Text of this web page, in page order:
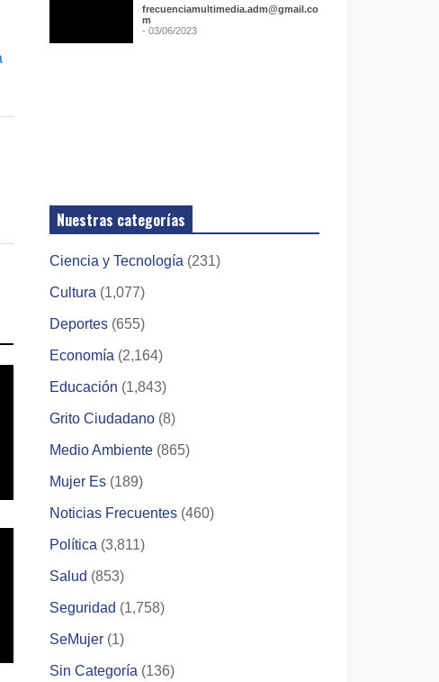
frecuenciamultimedia.adm@gmail.co
m
- 03/06/2023
Nuestras categorías
Ciencia y Tecnología (231)
Cultura (1,077)
Deportes (655)
Economía (2,164)
Educación (1,843)
Grito Ciudadano (8)
Medio Ambiente (865)
Mujer Es (189)
Noticias Frecuentes (460)
Política (3,811)
Salud (853)
Seguridad (1,758)
SeMujer (1)
Sin Categoría (136)